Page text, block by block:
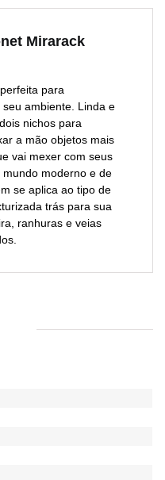
Mirarack
para
ambiente. Linda e
nichos para
a mão objetos mais
vai mexer com seus
moderno e de
se aplica ao tipo de
trás para sua
ranhuras e veias